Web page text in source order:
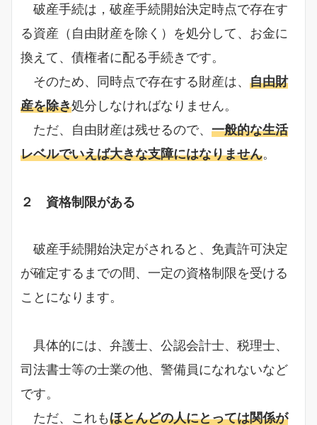
破産手続は，破産手続開始決定時点で存在す
る資産（自由財産を除く）を処分して、お金に
換えて、債権者に配る手続きです。
そのため、同時点で存在する財産は、 自由財
産を除き処分しなければなりません。
ただ、自由財産は残せるので、 一般的な生活
レベルでいえば大きな支障にはなりません。
２ 資格制限がある
破産手続開始決定がされると、免責許可決定
が確定するまでの間、一定の資格制限を受ける
ことになります。
具体的には、弁護士、公認会計士、税理士、
司法書士等の士業の他、警備員になれないなど
です。
ただ、これもほとんどの人にとっては関係が